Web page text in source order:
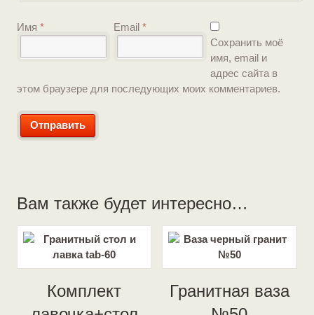
Имя* Email*
Сохранить моё
имя, email и
адрес сайта в
этом браузере для последующих моих комментариев.
Вам также будет интересно…
Комплект
Гранитная ваза